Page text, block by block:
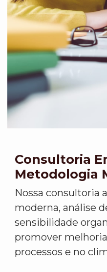
Consultoria
Metodologia
Nossa consultoria
moderna, análise
sensibilidade
promover
processos e no